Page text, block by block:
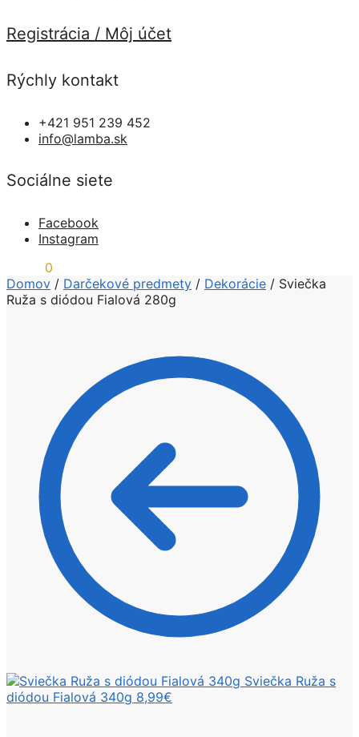
Registrácia / Môj účet
Rýchly kontakt
+421 951 239 452
info@lamba.sk
Sociálne siete
Facebook
Instagram
0
Domov / Darčekové predmety / Dekorácie / Sviečka
Ruža s diódou Fialová 280g
Sviečka Ruža s
diódou Fialová 340g 8,99€